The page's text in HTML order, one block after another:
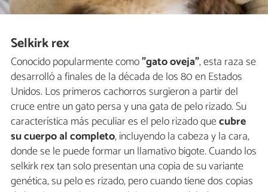
Selkirk rex
Conocido popularmente como"gato oveja", esta raza se
desarrolló a finales de la década de los 80 en Estados
Unidos. Los primeros cachorros surgieron a partir del
cruce entre un gato persa y una gata de pelo rizado. Su
característica más peculiar es el pelo rizado quecubre
su cuerpo al completo, incluyendo la cabeza y la cara,
donde se le puede formar un llamativo bigote. Cuando los
selkirk rex tan solo presentan una copia de su variante
genética, su pelo es rizado, pero cuando tiene dos copias